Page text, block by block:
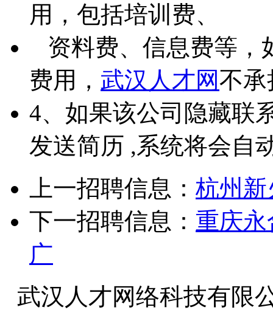
用，包括培训费、
资料费、信息费等，
费用， 武汉人才网不承
4、如果该公司隐藏联
发送简历 ,系统将会自
上一招聘信息： 杭州
下一招聘信息： 重庆
广
武汉人才网络科技有限